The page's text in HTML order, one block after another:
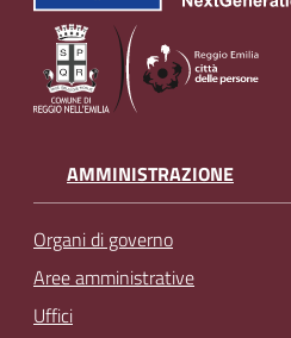
AMMINISTRAZIONE
Organi di governo
Aree amministrative
Uffici